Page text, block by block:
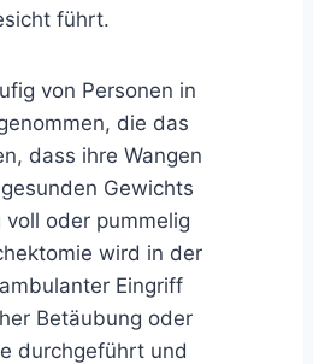
führt.
von Personen in
die das
dass ihre Wangen
Gewichts
voll oder pummelig
wird in der
Eingriff
Betäubung oder
durchgeführt und